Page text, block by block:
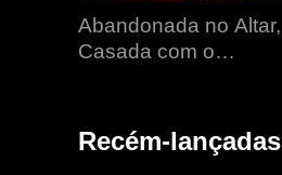
Abandonada no Altar,
Casada com o
Recém-lançadas